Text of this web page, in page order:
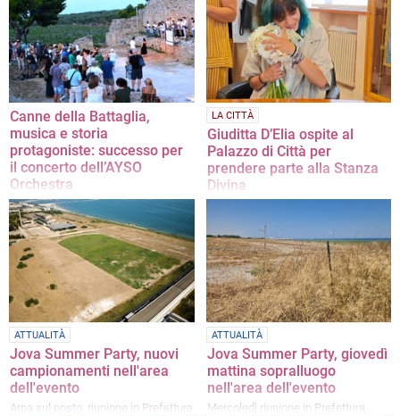
Canne della Battaglia,
musica e storia
protagoniste: successo per
il concerto dell’AYSO
Orchestra
Tutto esaurito per l’unico
appuntamento nella BAT della
rassegna “Notturni”
LA CITTÀ
Giuditta D’Elia ospite al
Palazzo di Città per
prendere parte alla Stanza
Divina
Barletta a disposizione di Giuditta e
di chiunque ne abbia bisogno:
supporto e protezione a 360° in
maniera gratuita
ATTUALITÀ
Jova Summer Party, nuovi
campionamenti nell'area
dell'evento
Arpa sul posto, riunione in Prefettura
ATTUALITÀ
Jova Summer Party, giovedì
mattina sopralluogo
nell'area dell'evento
Mercoledì riunione in Prefettura,